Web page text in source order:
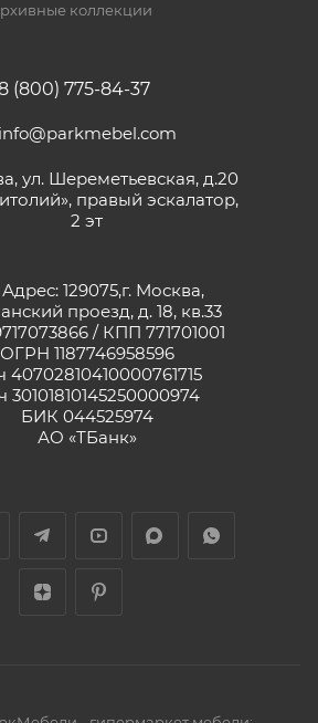
коллекции
(800) 775-84-37
info@parkmebel.com
ул. Шереметьевская, д.20
правый эскалатор,
2 эт
129075,г. Москва,
проезд, д. 18, кв.33
/ КПП 771701001
ОГРН 1187746958596
40702810410000761715
30101810145250000974
БИК 044525974
АО «ТБанк»